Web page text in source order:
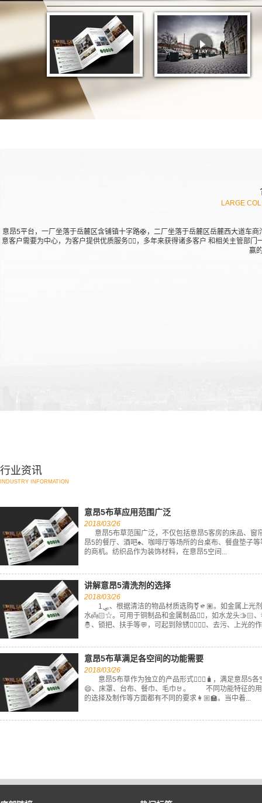
LARGE
意昂5平台，一厂坐落于岳麓区含铺镇十字路🛟，二厂坐落于岳麓区岳麓西大道车
意客户需要为中心，为客户提供优质服务🤷‍♀️，多年来获得诸多客户 和相关主管部
赢
行业资讯
INDUSTRY INFORMATION
意昂5布草应用范围广泛
2018/03/26
意昂5布草范围广泛，不仅包括意昂5客房的床品、窗
昂5的餐厅、酒吧♠️、咖啡厅等场所的台桌布、餐盘垫
的商机。纺织品作为装饰材料，在意昂5空间...
讲解意昂5清洗剂的选择
2018/03/26
1🛷、根据清洁的物品材质选购⚧🫵🏽。如金属上光剂
水👼🏻☆。可用于铜制品和金属制品🧔‍♂️，如水龙头🫱🏻
🤴、锁把、扶手等💬，可起到除锈🏊‍♂️🙍‍♂️、去污、上光的
意昂5布草满足各空间的功能需要
2018/03/26
意昂5布草作为独立的产品形式🧛🏽‍♀️🧳，满足意昂5各
😄、床罩、台布、餐巾、毛巾🤘。 不同功能特征的用
的选择及制作等方面都有不同的要求👩🏼‍🏫。当中着...